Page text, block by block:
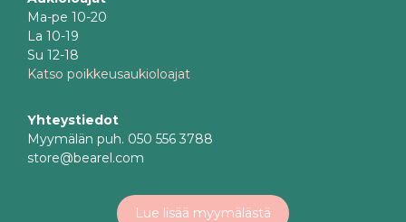
Ma-pe 10-20
La 10-19
Su 12-18
Katso poikkeusaukioloajat
Yhteystiedot
Myymälän puh. 050 556 3788
store@bearel.com
Lue lisää myymälästä